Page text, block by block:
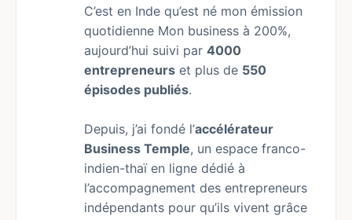
C’est en Inde qu’est né mon émission
quotidienne Mon business à 200%,
aujourd’hui suivi par4000
entrepreneurs et plus de 550
épisodes publiés.
Depuis, j’ai fondé l’accélérateur
Business Temple, un espace franco-
indien-thaï en ligne dédié à
l’accompagnement des entrepreneurs
indépendants pour qu’ils vivent grâce